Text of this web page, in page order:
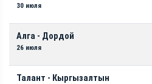
30 июля
Алга - Дордой
26 июля
Талант - Кыргызалтын